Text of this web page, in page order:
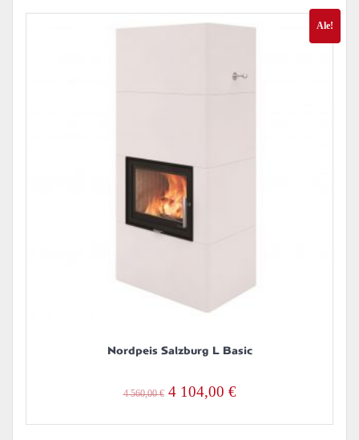
3
3
330,00 €.
Ale!
Nordpeis Salzburg L Basic
4 560,00€ Alkuperäinen
4 104,00 €Nykyinen